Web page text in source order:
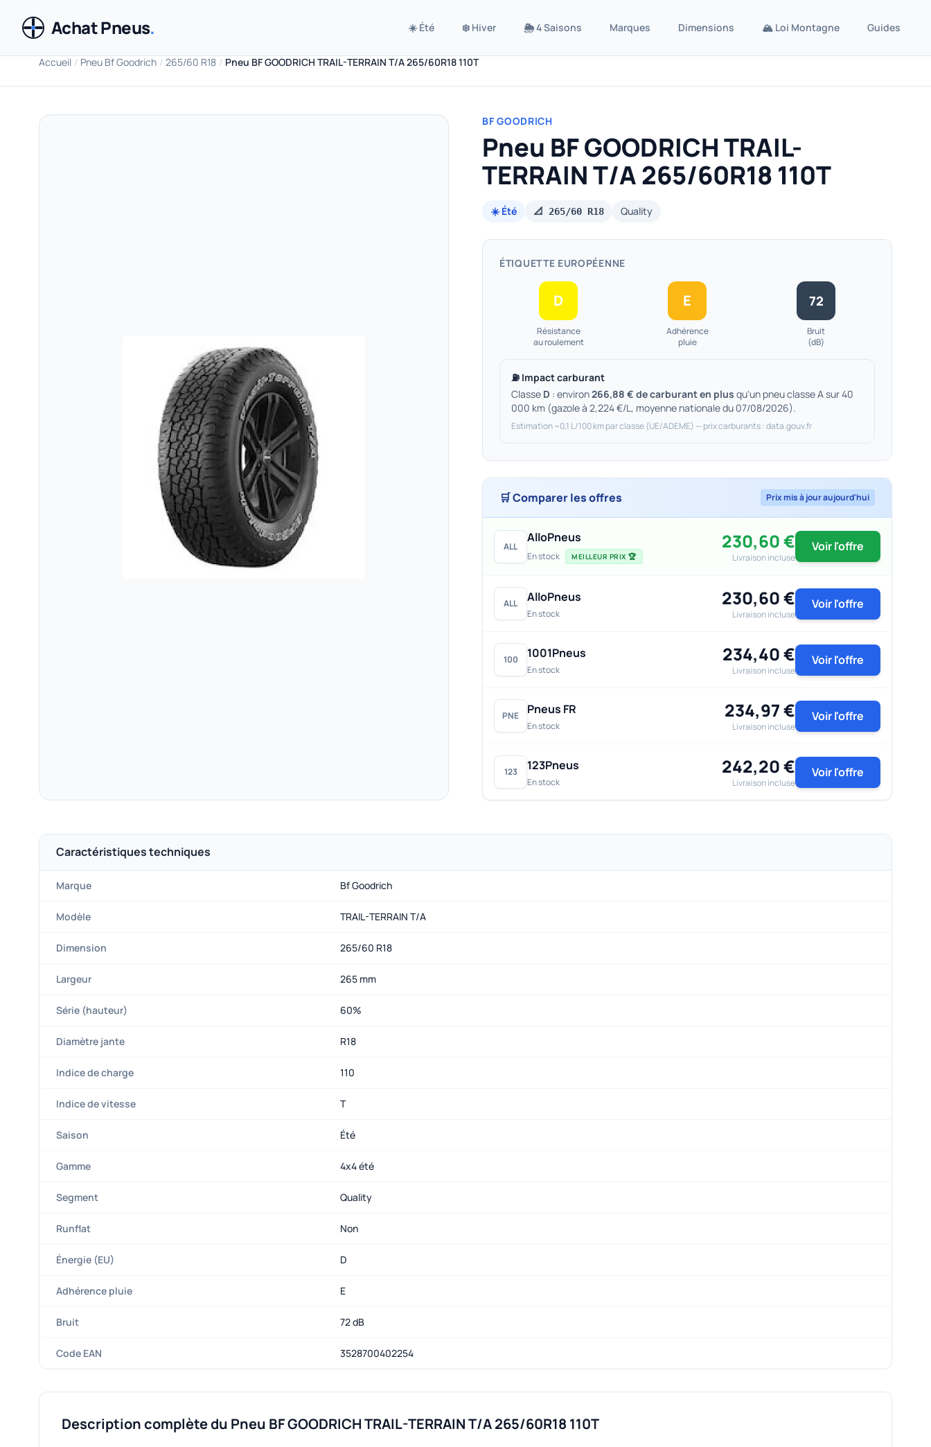
Achat Pneus. ☀️ Été ❄️ Hiver 🌦️ 4 Saisons Marques Dimensions 🏔️ Loi Montagne Guides
Accueil / Pneu Bf Goodrich / 265/60 R18 / Pneu BF GOODRICH TRAIL-TERRAIN T/A 265/60R18 110T
BF GOODRICH
Pneu BF GOODRICH TRAIL-
TERRAIN T/A 265/60R18 110T
☀️ Été 📐 265/60 R18 Quality
ÉTIQUETTE EUROPÉENNE
D
Résistance
au roulement
E
Adhérence
pluie
72
Bruit
(dB)
⛽ Impact carburant
Classe D : environ266,88 € de carburant en plus qu'un pneu classe A sur 40
000 km (gazole à 2,224 €/L, moyenne nationale du 07/08/2026).
Estimation ~0,1 L/100 km par classe (UE/ADEME) — prix carburants : data.gouv.fr
🛒 Comparer les offres Prix mis à jour aujourd'hui
ALL
AlloPneus
En stock MEILLEUR PRIX 🏆
230,60 €
Livraison incluse
Voir l'offre
ALL AlloPneus
En stock
230,60 €
Livraison incluse
Voir l'offre
100 1001Pneus
En stock
234,40 €
Livraison incluse
Voir l'offre
PNE Pneus FR
En stock
234,97 €
Livraison incluse
Voir l'offre
123 123Pneus
En stock
242,20 €
Livraison incluse
Voir l'offre
Caractéristiques techniques
Marque Bf Goodrich
Modèle TRAIL-TERRAIN T/A
Dimension 265/60 R18
Largeur 265 mm
Série (hauteur) 60%
Diamètre jante R18
Indice de charge 110
Indice de vitesse T
Saison Été
Gamme 4x4 été
Segment Quality
Runflat Non
Énergie (EU) D
Adhérence pluie E
Bruit 72 dB
Code EAN 3528700402254
Description complète du Pneu BF GOODRICH TRAIL-TERRAIN T/A 265/60R18 110T